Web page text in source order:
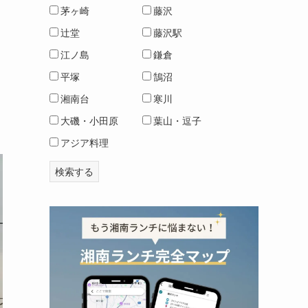
茅ヶ崎
藤沢
辻堂
藤沢駅
江ノ島
鎌倉
平塚
鵠沼
湘南台
寒川
大磯・小田原
葉山・逗子
アジア料理